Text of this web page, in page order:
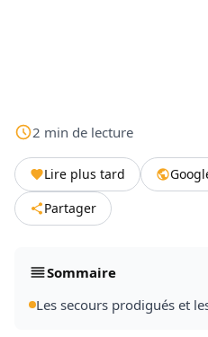
2 min de lecture
Lire plus tard
Partager
Sommaire
Les secours prodigués et